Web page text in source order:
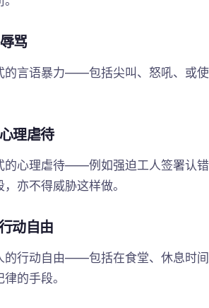
骂
的言语暴力——包括尖叫、怒吼、或
理虐待
的心理虐待——例如强迫工人签署认
亦不得威胁这样做。
动自由
的行动自由——包括在食堂、休息时
的手段。